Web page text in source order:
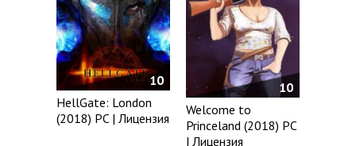
10
HellGate: London
(2018) PC | Лицензия
10
Welcome to
Princeland (2018) PC
| Лицензия